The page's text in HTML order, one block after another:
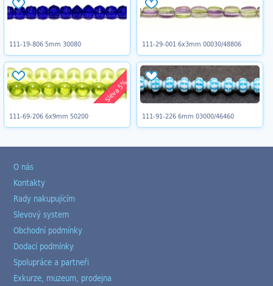
111-19-806 5mm 30080 111-29-001 6x3mm 00030/48806
Sleva 5%
111-69-206 6x9mm 50200 111-91-226 6mm 03000/46460
O nás
Kontakty
Rady nakupujícím
Slevový system
Obchodní podmínky
Dodací podmínky
Spolupráce a partneři
Exkurze, muzeum, prodejna